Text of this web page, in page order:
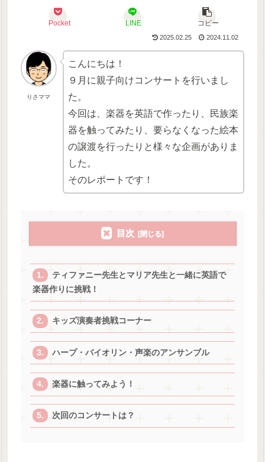
Pocket LINE コピー
2025.02.25 2024.11.02
りさママ
こんにちは！
９月に親子向けコンサートを行いまし
た。
今回は、楽器を英語で作ったり、民族楽
器を触ってみたり、要らなくなった絵本
の譲渡を行ったりと様々な企画がありま
した。
そのレポートです！
目次
ティファニー先生とマリア先生と一緒に英語で
楽器作りに挑戦！
キッズ演奏者挑戦コーナー
ハープ・バイオリン・声楽のアンサンブル
楽器に触ってみよう！
次回のコンサートは？